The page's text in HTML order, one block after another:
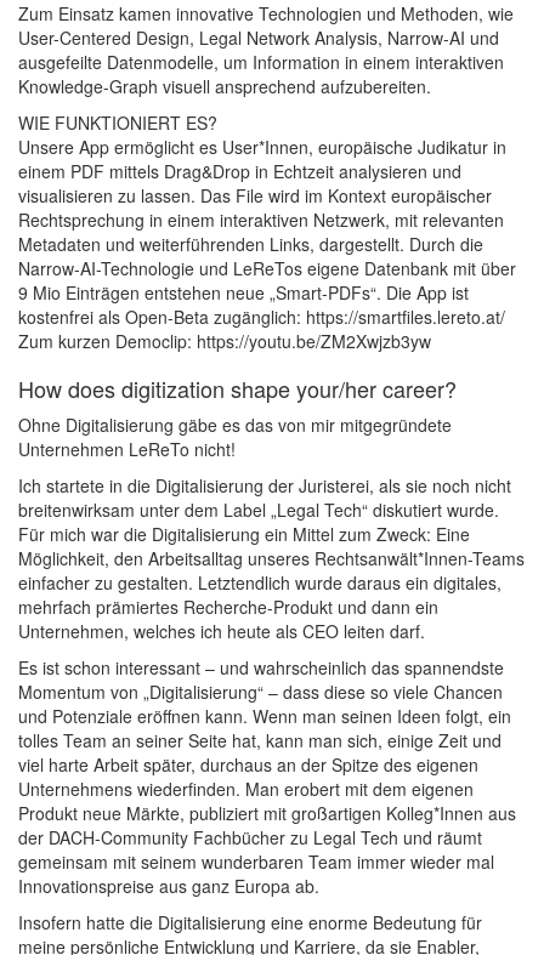
Zum Einsatz kamen innovative Technologien und Methoden, wie
User-Centered Design, Legal Network Analysis, Narrow-AI und
ausgefeilte Datenmodelle, um Information in einem interaktiven
Knowledge-Graph visuell ansprechend aufzubereiten.
WIE FUNKTIONIERT ES?
Unsere App ermöglicht es User*Innen, europäische Judikatur in
einem PDF mittels Drag&Drop in Echtzeit analysieren und
visualisieren zu lassen. Das File wird im Kontext europäischer
Rechtsprechung in einem interaktiven Netzwerk, mit relevanten
Metadaten und weiterführenden Links, dargestellt. Durch die
Narrow-AI-Technologie und LeReTos eigene Datenbank mit über
9 Mio Einträgen entstehen neue „Smart-PDFs“. Die App ist
kostenfrei als Open-Beta zugänglich: https://smartfiles.lereto.at/
Zum kurzen Democlip: https://youtu.be/ZM2Xwjzb3yw
How does digitization shape your/her career?
Ohne Digitalisierung gäbe es das von mir mitgegründete
Unternehmen LeReTo nicht!
Ich startete in die Digitalisierung der Juristerei, als sie noch nicht
breitenwirksam unter dem Label „Legal Tech“ diskutiert wurde.
Für mich war die Digitalisierung ein Mittel zum Zweck: Eine
Möglichkeit, den Arbeitsalltag unseres Rechtsanwält*Innen-Teams
einfacher zu gestalten. Letztendlich wurde daraus ein digitales,
mehrfach prämiertes Recherche-Produkt und dann ein
Unternehmen, welches ich heute als CEO leiten darf.
Es ist schon interessant – und wahrscheinlich das spannendste
Momentum von „Digitalisierung“ – dass diese so viele Chancen
und Potenziale eröffnen kann. Wenn man seinen Ideen folgt, ein
tolles Team an seiner Seite hat, kann man sich, einige Zeit und
viel harte Arbeit später, durchaus an der Spitze des eigenen
Unternehmens wiederfinden. Man erobert mit dem eigenen
Produkt neue Märkte, publiziert mit großartigen Kolleg*Innen aus
der DACH-Community Fachbücher zu Legal Tech und räumt
gemeinsam mit seinem wunderbaren Team immer wieder mal
Innovationspreise aus ganz Europa ab.
Insofern hatte die Digitalisierung eine enorme Bedeutung für
meine persönliche Entwicklung und Karriere, da sie Enabler,